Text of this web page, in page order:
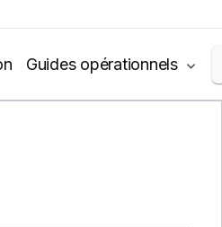
Guides opérationnels